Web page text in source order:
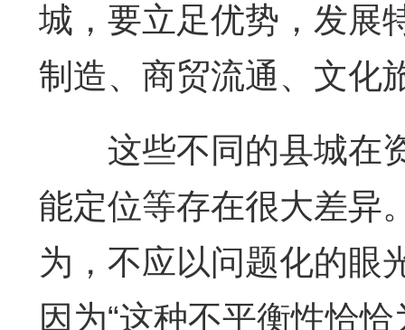
城，要立足优势，发展
制造、商贸流通、文化
这些不同的县城在资
能定位等存在很大差异
为，不应以问题化的眼
因为“这种不平衡性恰